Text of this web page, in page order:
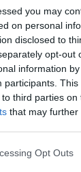
you may
on personal
disclosed to
opt-out
information
participants.
third parties on
that may
Opt Outs
Ne
cu